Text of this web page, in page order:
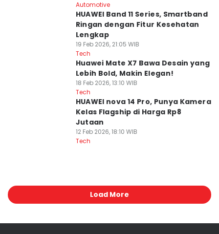
Automotive
HUAWEI Band 11 Series, Smartband
Ringan dengan Fitur Kesehatan
Lengkap
19 Feb 2026, 21:05 WIB
Tech
Huawei Mate X7 Bawa Desain yang
Lebih Bold, Makin Elegan!
18 Feb 2026, 13:10 WIB
Tech
HUAWEI nova 14 Pro, Punya Kamera
Kelas Flagship di Harga Rp8
Jutaan
12 Feb 2026, 18:10 WIB
Tech
Load More